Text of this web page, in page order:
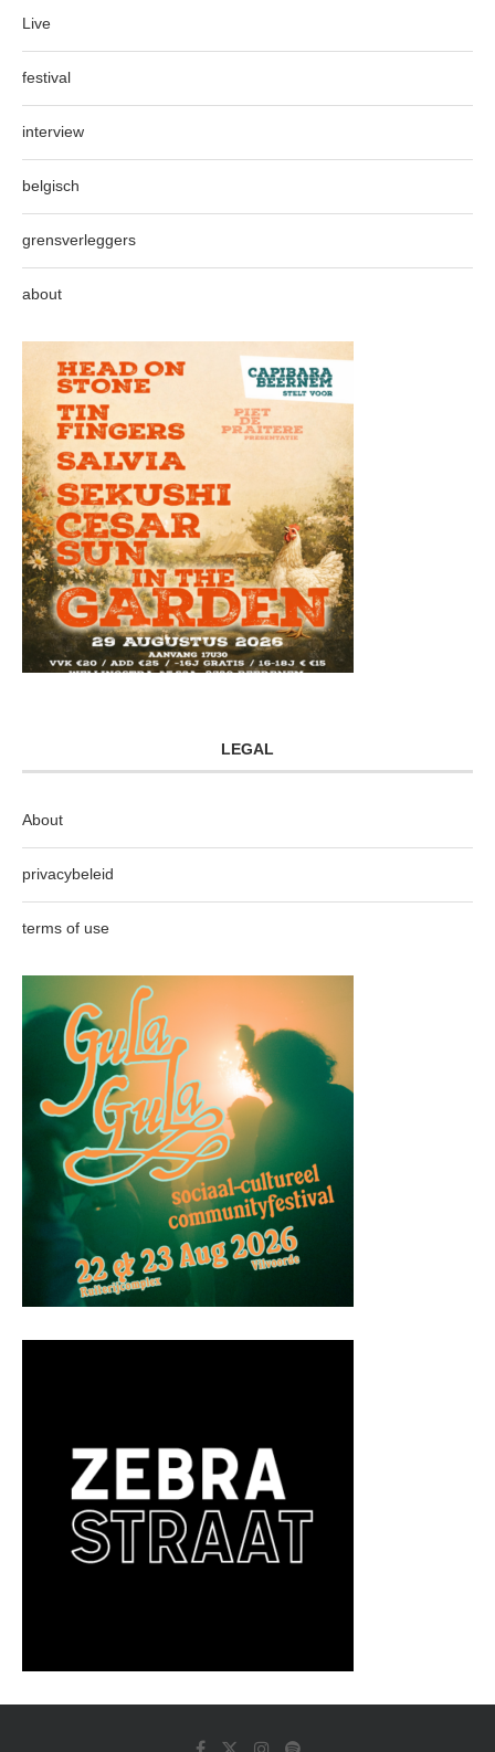
Live
festival
interview
belgisch
grensverleggers
about
LEGAL
About
privacybeleid
terms of use